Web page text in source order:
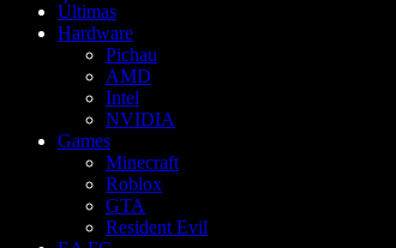
Últimas
Hardware
Pichau
AMD
Intel
NVIDIA
Games
Minecraft
Roblox
GTA
Resident Evil